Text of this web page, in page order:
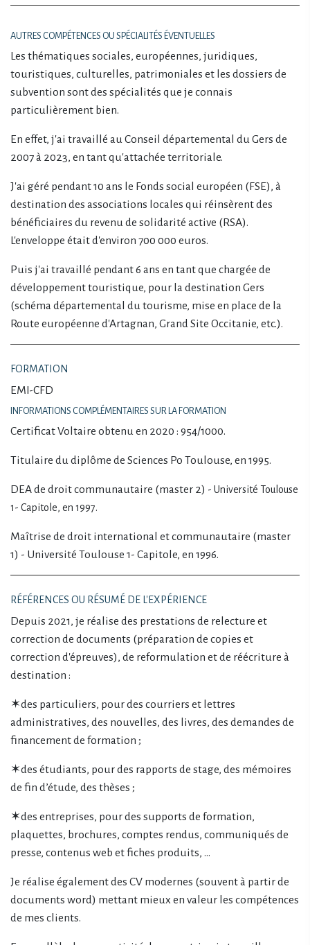
AUTRES COMPÉTENCES OU SPÉCIALITÉS ÉVENTUELLES
Les thématiques sociales, européennes, juridiques,
touristiques, culturelles, patrimoniales et les dossiers de
subvention sont des spécialités que je connais
particulièrement bien.
En effet, j'ai travaillé au Conseil départemental du Gers de
2007 à 2023, en tant qu'attachée territoriale.
J'ai géré pendant 10 ans le Fonds social européen (FSE), à
destination des associations locales qui réinsèrent des
bénéficiaires du revenu de solidarité active (RSA).
L'enveloppe était d'environ 700 000 euros.
Puis j'ai travaillé pendant 6 ans en tant que chargée de
développement touristique, pour la destination Gers
(schéma départemental du tourisme, mise en place de la
Route européenne d'Artagnan, Grand Site Occitanie, etc.).
FORMATION
EMI-CFD
INFORMATIONS COMPLÉMENTAIRES SUR LA FORMATION
Certificat Voltaire obtenu en 2020 : 954/1000.
Titulaire du diplôme de Sciences Po Toulouse, en 1995.
DEA de droit communautaire (master 2) - Université Toulouse
1- Capitole, en 1997.
Maîtrise de droit international et communautaire (master
1) - Université Toulouse 1- Capitole, en 1996.
RÉFÉRENCES OU RÉSUMÉ DE L'EXPÉRIENCE
Depuis 2021, je réalise des prestations de relecture et
correction de documents (préparation de copies et
correction d'épreuves), de reformulation et de réécriture à
destination :
✶des particuliers, pour des courriers et lettres
administratives, des nouvelles, des livres, des demandes de
financement de formation ;
✶des étudiants, pour des rapports de stage, des mémoires
de fin d’étude, des thèses ;
✶des entreprises, pour des supports de formation,
plaquettes, brochures, comptes rendus, communiqués de
presse, contenus web et fiches produits, …
Je réalise également des CV modernes (souvent à partir de
documents word) mettant mieux en valeur les compétences
de mes clients.